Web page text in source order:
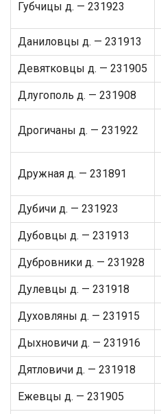
Губчицы д. — 231923
Даниловцы д. — 231913
Девятковцы д. — 231905
Длугополь д. — 231908
Дрогичаны д. — 231922
Дружная д. — 231891
Дубичи д. — 231923
Дубовцы д. — 231913
Дубровники д. — 231928
Дулевцы д. — 231918
Духовляны д. — 231915
Дыхновичи д. — 231916
Дятловичи д. — 231918
Ежевцы д. — 231905